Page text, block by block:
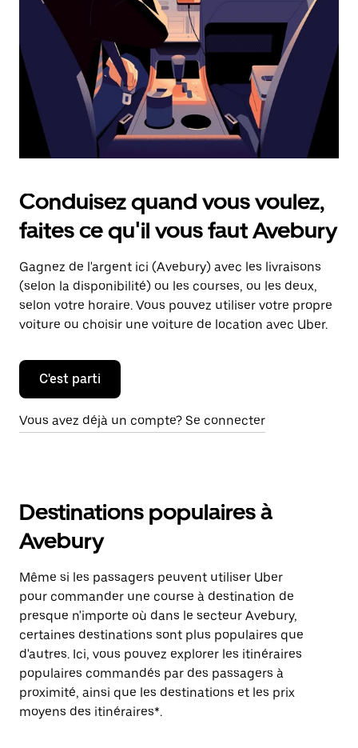
d'échappement
pour
fermer
calendrier.
Conduisez quand vous voulez,
faites ce qu'il vous faut Avebury
Gagnez de l'argent ici (Avebury) avec les livraisons
(selon la disponibilité) ou les courses, ou les deux,
selon votre horaire. Vous pouvez utiliser votre propre
voiture ou choisir une voiture de location avec Uber.
C'est parti
Vous avez déjà un compte? Se connecter
Destinations populaires à
Avebury
Même si les passagers peuvent utiliser Uber
pour commander une course à destination de
presque n'importe où dans le secteur Avebury,
certaines destinations sont plus populaires que
d'autres. Ici, vous pouvez explorer les itinéraires
populaires commandés par des passagers à
proximité, ainsi que les destinations et les prix
moyens des itinéraires*.